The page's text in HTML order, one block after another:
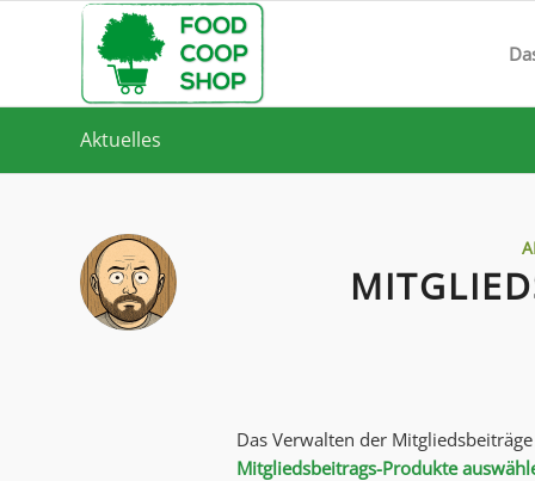
Aktuelles
Das Verwalten der
Mitgliedsbeitrags-Produkte